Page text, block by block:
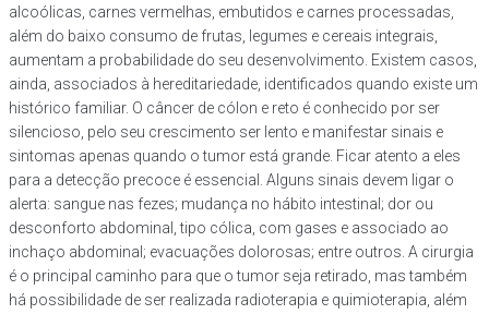
alcoólicas, carnes vermelhas, embutidos e carnes processadas,
além do baixo consumo de frutas, legumes e cereais integrais,
aumentam a probabilidade do seu desenvolvimento. Existem casos,
ainda, associados à hereditariedade, identificados quando existe um
histórico familiar. O câncer de cólon e reto é conhecido por ser
silencioso, pelo seu crescimento ser lento e manifestar sinais e
sintomas apenas quando o tumor está grande. Ficar atento a eles
para a detecção precoce é essencial. Alguns sinais devem ligar o
alerta: sangue nas fezes; mudança no hábito intestinal; dor ou
desconforto abdominal, tipo cólica, com gases e associado ao
inchaço abdominal; evacuações dolorosas; entre outros. A cirurgia
é o principal caminho para que o tumor seja retirado, mas também
há possibilidade de ser realizada radioterapia e quimioterapia, além